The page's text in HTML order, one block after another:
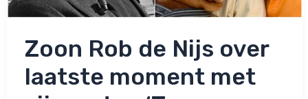
Zoon Rob de Nijs over
laatste moment met